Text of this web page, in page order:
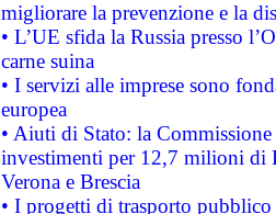
migliorare la prevenzione e la
• L’UE sfida la Russia presso
carne suina
• I servizi alle imprese sono
europea
• Aiuti di Stato: la
investimenti per 12,7 milioni di
Verona e Brescia
• I progetti di trasporto